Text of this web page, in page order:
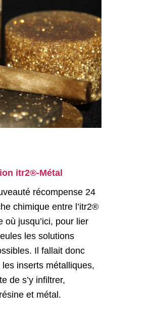
itr2®-Métal
récompense 24
chimique entre l’itr2®
où jusqu’ici, pour lier
les solutions
Il fallait donc
inserts métalliques,
de s’y infiltrer,
et métal.